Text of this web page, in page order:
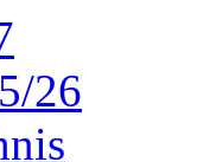
26